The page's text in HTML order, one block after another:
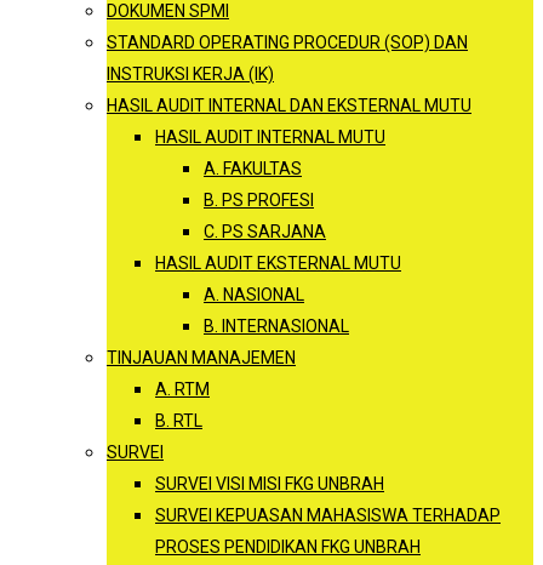
DOKUMEN SPMI
STANDARD OPERATING PROCEDUR (SOP) DAN
INSTRUKSI KERJA (IK)
HASIL AUDIT INTERNAL DAN EKSTERNAL MUTU
HASIL AUDIT INTERNAL MUTU
A. FAKULTAS
B. PS PROFESI
C. PS SARJANA
HASIL AUDIT EKSTERNAL MUTU
A. NASIONAL
B. INTERNASIONAL
TINJAUAN MANAJEMEN
A. RTM
B. RTL
SURVEI
SURVEI VISI MISI FKG UNBRAH
SURVEI KEPUASAN MAHASISWA TERHADAP
PROSES PENDIDIKAN FKG UNBRAH